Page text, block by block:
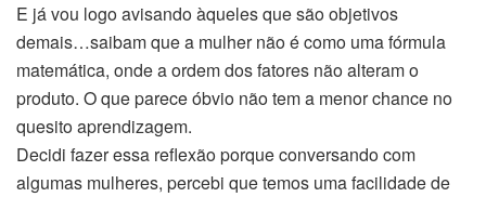
E já vou logo avisando àqueles que são objetivos
demais…saibam que a mulher não é como uma fórmula
matemática, onde a ordem dos fatores não alteram o
produto. O que parece óbvio não tem a menor chance no
quesito aprendizagem.
Decidi fazer essa reflexão porque conversando com
algumas mulheres, percebi que temos uma facilidade de